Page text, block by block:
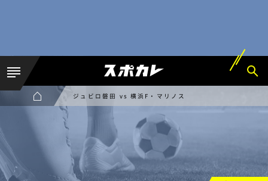
ジュビロ磐田 vs 横浜F・マリノス